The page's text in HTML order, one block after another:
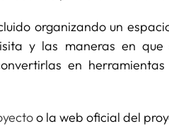
organizando un
y las maneras en que
en
o la web oficial del